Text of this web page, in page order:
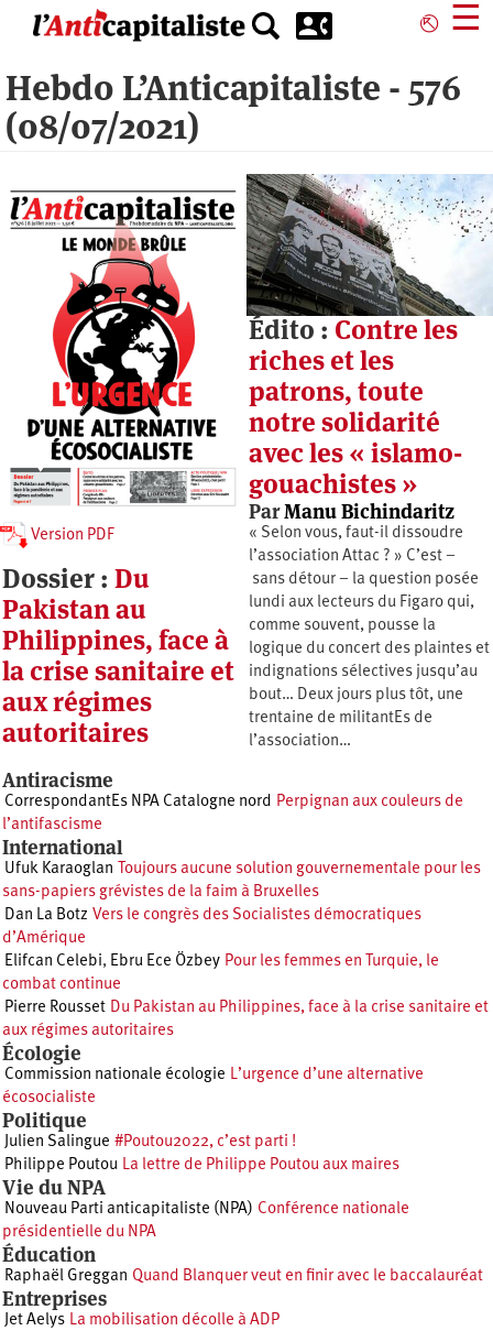
principal
⎋ ☰
Hebdo L’Anticapitaliste - 576
(08/07/2021)
Édito : Contre les
riches et les
patrons, toute
notre solidarité
avec les « islamo-
gouachistes »
ParManu Bichindaritz
« Selon vous, faut-il dissoudre
l’association Attac ? » C’est –
sans détour – la question posée
lundi aux lecteurs du Figaro qui,
comme souvent, pousse la
logique du concert des plaintes et
indignations sélectives jusqu’au
bout… Deux jours plus tôt, une
trentaine de militantEs de
l’association…
Version PDF
Dossier : Du
Pakistan au
Philippines, face à
la crise sanitaire et
aux régimes
autoritaires
Antiracisme
CorrespondantEs NPA Catalogne nord Perpignan aux couleurs de
l’antifascisme
International
Ufuk Karaoglan Toujours aucune solution gouvernementale pour les
sans-papiers grévistes de la faim à Bruxelles
Dan La Botz Vers le congrès des Socialistes démocratiques
d’Amérique
Elifcan Celebi, Ebru Ece Özbey Pour les femmes en Turquie, le
combat continue
Pierre Rousset Du Pakistan au Philippines, face à la crise sanitaire et
aux régimes autoritaires
Écologie
Commission nationale écologie L’urgence d’une alternative
écosocialiste
Politique
Julien Salingue #Poutou2022, c’est parti !
Philippe Poutou La lettre de Philippe Poutou aux maires
Vie du NPA
Nouveau Parti anticapitaliste (NPA) Conférence nationale
présidentielle du NPA
Éducation
Raphaël Greggan Quand Blanquer veut en finir avec le baccalauréat
Entreprises
Jet Aelys La mobilisation décolle à ADP